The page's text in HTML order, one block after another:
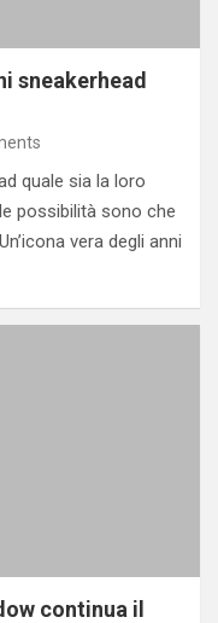
sneakerhead
quale sia la loro
possibilità sono che
vera degli anni
continua il